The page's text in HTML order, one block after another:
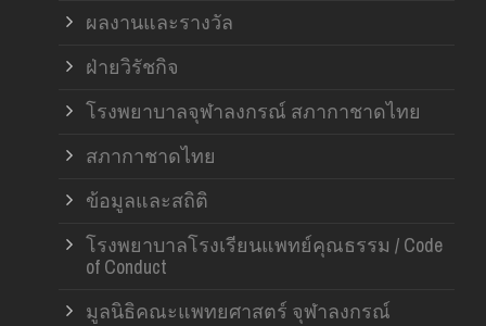
ผลงานและรางวัล
ฝ่ายวิรัชกิจ
โรงพยาบาลจุฬาลงกรณ์ สภากาชาดไทย
สภากาชาดไทย
ข้อมูลและสถิติ
โรงพยาบาลโรงเรียนแพทย์คุณธรรม / Code
of Conduct
มูลนิธิคณะแพทยศาสตร์ จุฬาลงกรณ์